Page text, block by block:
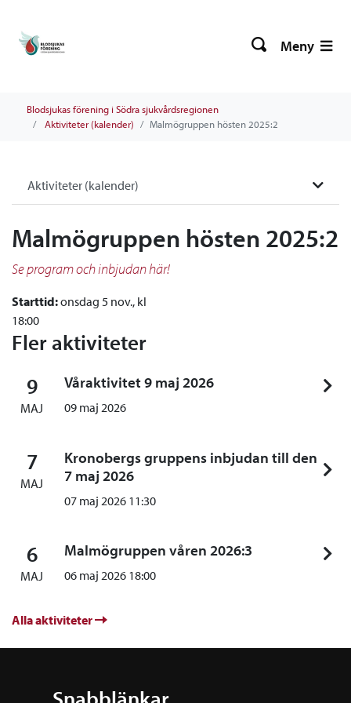
Meny
Blodsjukas förening i Södra sjukvårdsregionen
Aktiviteter (kalender)
Malmögruppen hösten 2025:2
Aktiviteter (kalender)
Malmögruppen hösten 2025:2
Se program och inbjudan här!
Starttid:onsdag 5 nov., kl
18:00
Fler aktiviteter
9
MAJ
Våraktivitet 9 maj 2026
09 maj 2026
7
MAJ
Kronobergs gruppens inbjudan till den
7 maj 2026
07 maj 2026 11:30
6
MAJ
Malmögruppen våren 2026:3
06 maj 2026 18:00
Alla aktiviteter